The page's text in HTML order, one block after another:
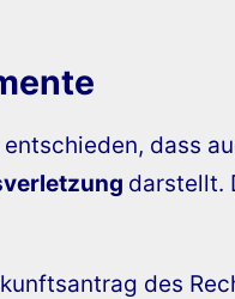
dass
darstellt.
des